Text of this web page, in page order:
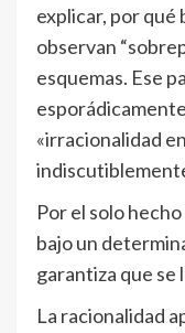
explicar, por qué
observan
esquemas. Ese
«irracionalidad
Por el solo
bajo un
garantiza que se
La racionalidad